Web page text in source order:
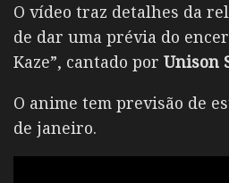
O vídeo traz detalhes da
de dar uma prévia do
Kaze”, cantado por Unison
O anime tem previsão de
de janeiro.